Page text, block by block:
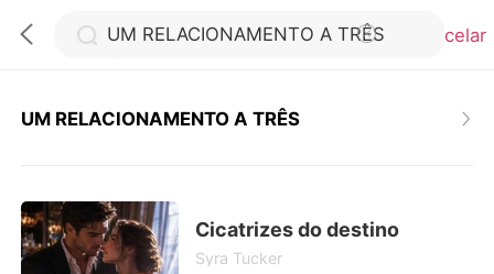
Cancelar
Loja
UM RELACIONAMENTO A TRÊS
Cicatrizes do destino
Syra Tucker